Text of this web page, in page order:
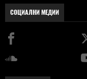
СОЦИАЛНИ МЕДИИ